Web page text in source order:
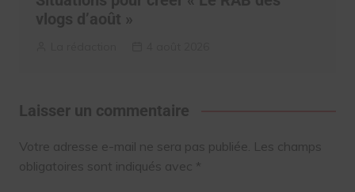
vlogs d’août »
Laisser un commentaire
Votre adresse e-mail ne sera pas publiée. Les champs
obligatoires sont indiqués avec *